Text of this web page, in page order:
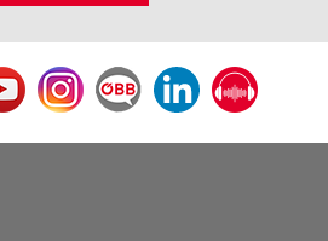
YoutubeInstagramÖBB Corporate Blog
LinkedInPodcast